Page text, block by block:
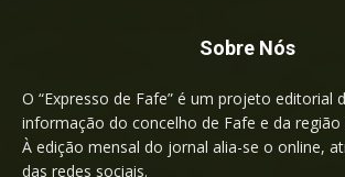
Sobre Nós
O “Expresso de Fafe” é um projeto editorial
informação do concelho de Fafe e da região
À edição mensal do jornal alia-se o online,
das redes sociais.